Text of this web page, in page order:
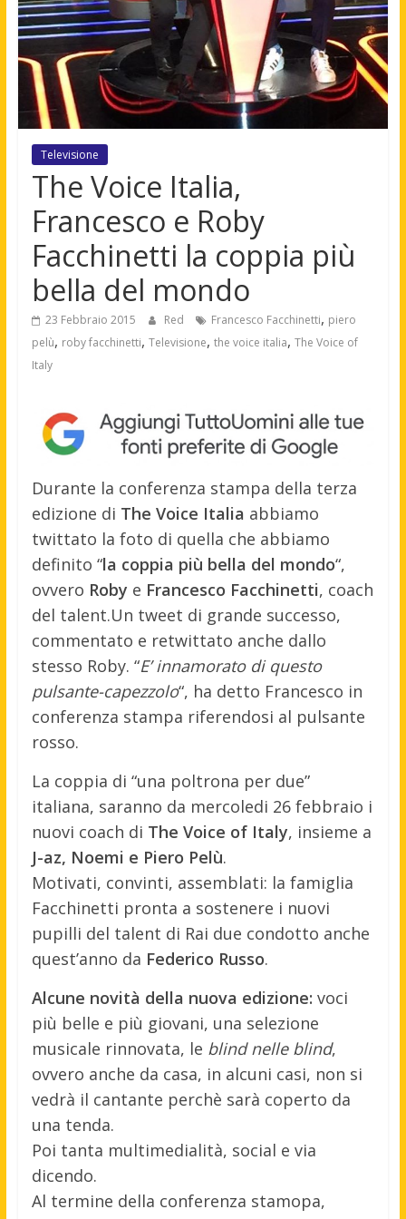
Televisione
The Voice Italia,
Francesco e Roby
Facchinetti la coppia più
bella del mondo
23 Febbraio 2015 Red Francesco Facchinetti, piero
pelù, roby facchinetti, Televisione, the voice italia, The Voice of
Italy
Durante la conferenza stampa della terza
edizione di The Voice Italia abbiamo
twittato la foto di quella che abbiamo
definito “la coppia più bella del mondo“,
ovvero Roby e Francesco Facchinetti, coach
del talent.Un tweet di grande successo,
commentato e retwittato anche dallo
stesso Roby. “E’ innamorato di questo
pulsante-capezzolo“, ha detto Francesco in
conferenza stampa riferendosi al pulsante
rosso.
La coppia di “una poltrona per due”
italiana, saranno da mercoledi 26 febbraio i
nuovi coach di The Voice of Italy, insieme a
J-az, Noemi e Piero Pelù.
Motivati, convinti, assemblati: la famiglia
Facchinetti pronta a sostenere i nuovi
pupilli del talent di Rai due condotto anche
quest’anno da Federico Russo.
Alcune novità della nuova edizione: voci
più belle e più giovani, una selezione
musicale rinnovata, le blind nelle blind,
ovvero anche da casa, in alcuni casi, non si
vedrà il cantante perchè sarà coperto da
una tenda.
Poi tanta multimedialità, social e via
dicendo.
Al termine della conferenza stamopa,